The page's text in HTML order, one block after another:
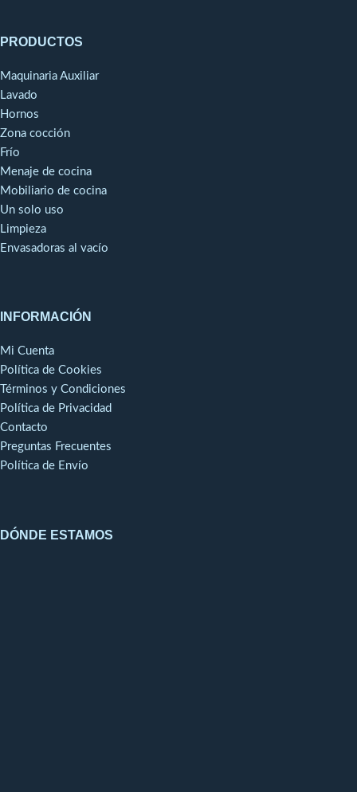
PRODUCTOS
Maquinaria Auxiliar
Lavado
Hornos
Zona cocción
Frío
Menaje de cocina
Mobiliario de cocina
Un solo uso
Limpieza
Envasadoras al vacío
INFORMACIÓN
Mi Cuenta
Política de Cookies
Términos y Condiciones
Política de Privacidad
Contacto
Preguntas Frecuentes
Política de Envío
DÓNDE ESTAMOS